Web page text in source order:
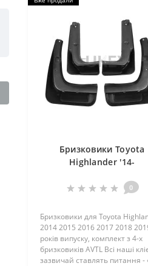
Бризковики Toyota
Highlander '14-
0
Бризковики для Toyota
2014 2015 2016 2017 2018
років випуску, комплект з 4-х
бризковиків AVTL Всі наші
зазвичай ставлять питання -